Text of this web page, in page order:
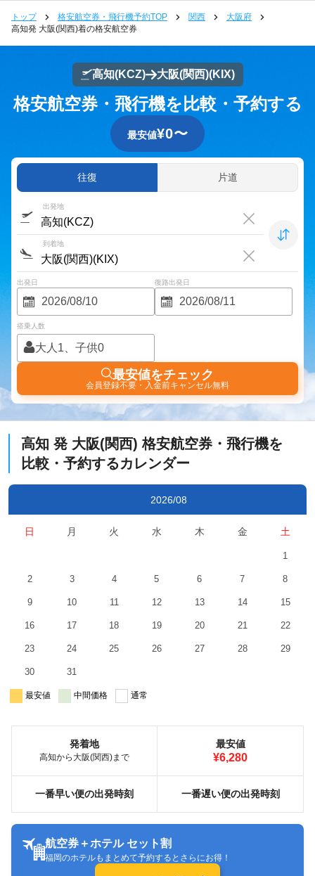
トップ 格安航空券・飛行機予約TOP 関西
大阪府
高知発 大阪(関西)着の格安航空券
高知(KCZ) 大阪(関西)(KIX)
格安航空券・飛行機を比較・予約する
最安値¥0〜
往復 片道
出発地
到着地
出発日 復路出発日
搭乗人数
大人1、子供0
最安値をチェック
会員登録不要・入金前キャンセル無料
高知 発 大阪(関西)格安航空券・飛行機を
比較・予約するカレンダー
2026/08
日 月 火 水 木 金 土
1
2 3 4 5 6 7 8
9 10 11 12 13 14 15
16 17 18 19 20 21 22
23 24 25 26 27 28 29
30 31
最安値 中間価格 通常
発着地
高知から大阪(関西)まで
最安値
¥6,280
一番早い便の出発時刻 一番遅い便の出発時刻
航空券＋ホテル セット割
福岡のホテルもまとめて予約するとさらにお得！